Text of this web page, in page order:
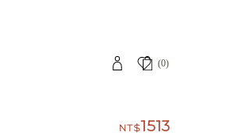
(0)
NT$1513